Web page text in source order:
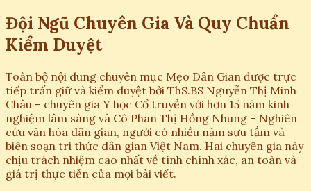
Đội Ngũ Chuyên Gia Và Quy Chuẩn
Kiểm Duyệt
Toàn bộ nội dung chuyên mục Mẹo Dân Gian được trực
tiếp trấn giữ và kiểm duyệt bởi ThS.BS Nguyễn Thị Minh
Châu – chuyên gia Y học Cổ truyền với hơn 15 năm kinh
nghiệm lâm sàng và Cô Phan Thị Hồng Nhung – Nghiên
cứu văn hóa dân gian, người có nhiều năm sưu tầm và
biên soạn tri thức dân gian Việt Nam. Hai chuyên gia này
chịu trách nhiệm cao nhất về tính chính xác, an toàn và
giá trị thực tiễn của mọi bài viết.